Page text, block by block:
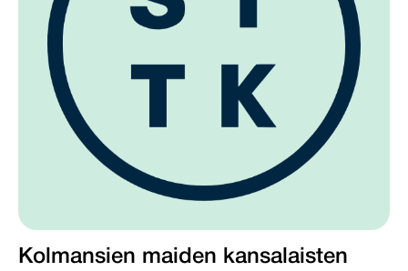
Kolmansien maiden kansalaisten